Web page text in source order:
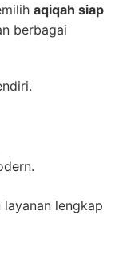
aqiqah siap
berbagai
lengkap